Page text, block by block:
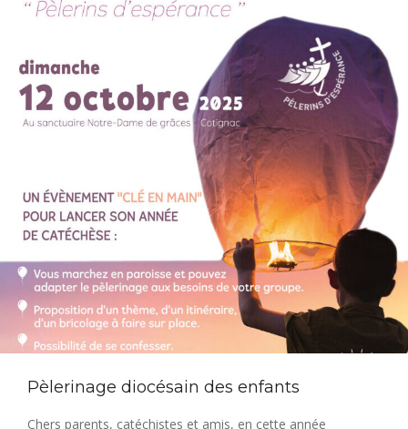
Pèlerinage diocésain des enfants
Chers parents, catéchistes et amis, en cette année